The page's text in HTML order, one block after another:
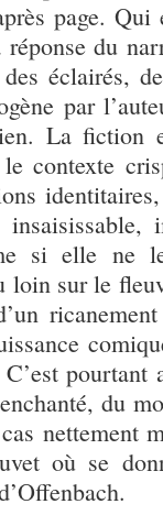
page.
du
éclairés,
par
La fiction
contexte
si elle ne
loin sur le
du
nettement
où se